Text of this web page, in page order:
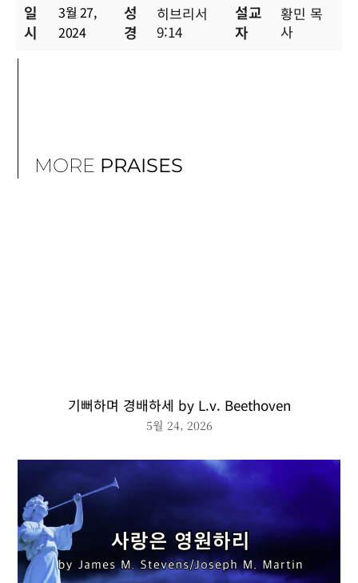
일
시
3월 27,
2024
성
경
히브리서
9:14
설교
자
황민 목
사
MORE PRAISES
기뻐하며 경배하세 by L.v. Beethoven
5월 24, 2026